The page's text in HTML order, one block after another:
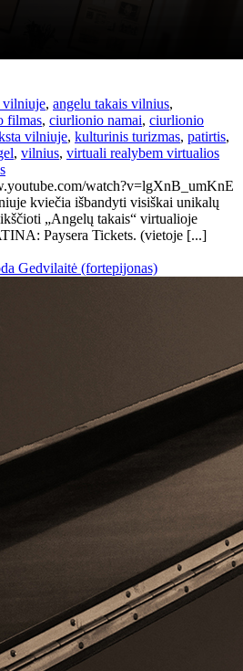
vilniuje, angelu takais vilnius,
filmas, ciurlionio namai, ciurlionio
vilniuje, kulturinis turizmas, patirtis,
, vilnius, virtuali realybem virtualios
watch?v=lgXnB_umKnE
kviečia išbandyti visiškai unikalų
„Angelų takais“ virtualioje
Paysera Tickets. (vietoje [...]
Gedvilaitė (fortepijonas)